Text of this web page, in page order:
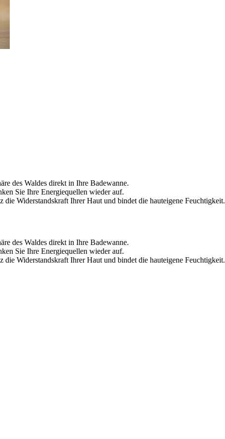
des Waldes direkt in Ihre Badewanne.
Sie Ihre Energiequellen wieder auf.
die Widerstandskraft Ihrer Haut und bindet die hauteigene Feuchtigkeit.
des Waldes direkt in Ihre Badewanne.
Sie Ihre Energiequellen wieder auf.
die Widerstandskraft Ihrer Haut und bindet die hauteigene Feuchtigkeit.